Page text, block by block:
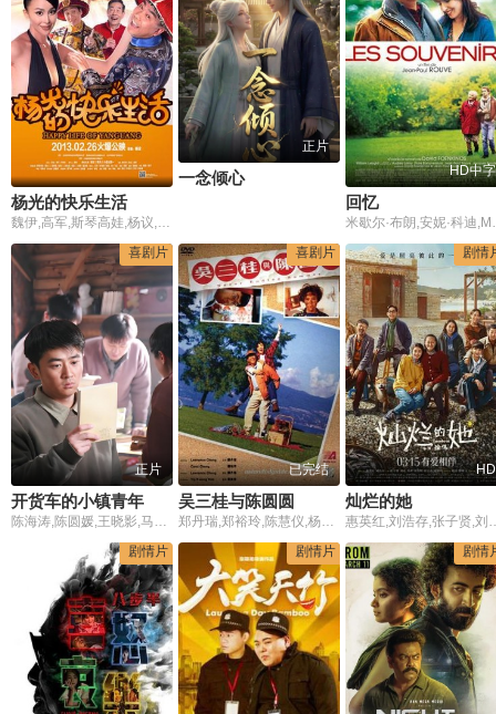
杨光的快乐生活
魏伊,高军,斯琴高娃,杨议,王思懿,黄光亮,邵峰,韩兆,杨少华,张立
正片
一念倾心 HD中字
回忆
米歇尔·布朗,安妮·
喜剧片
正片
开货车的小镇青年
陈海涛,陈圆媛,王晓影,马子俊,杨清文,尚寒雨,袁丹丹
喜剧片
已完结
吴三桂与陈圆圆
郑丹瑞,郑裕玲,陈慧仪,杨玉梅,陈迪文,刘荣富,岳华,程可为
剧情
HD
灿烂的她
惠英红,刘浩存,张子贤,刘欢,苇青,刘
剧情片
剧情片 剧情